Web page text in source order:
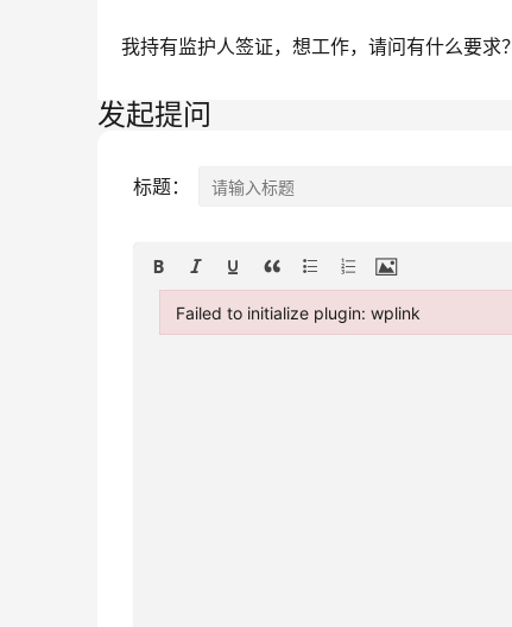
我持有监护人签证，想工作，请问有什么要求？
发起提问
标题：
Failed to initialize plugin: wplink
Failed to initialize plugin: wplink